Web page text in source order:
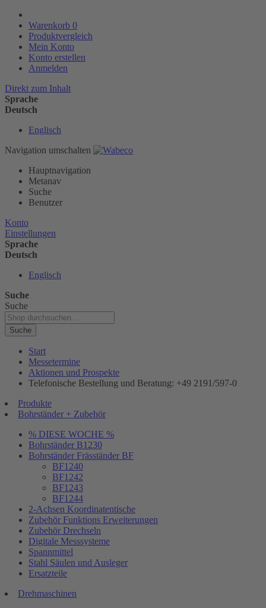
Warenkorb 0
Produktvergleich
Mein Konto
Konto erstellen
Anmelden
Direkt zum Inhalt
Sprache
Deutsch
Englisch
Navigation umschalten
Hauptnavigation
Metanav
Suche
Benutzer
Konto
Einstellungen
Sprache
Deutsch
Englisch
Suche
Suche
Suche
Start
Messetermine
Aktionen und Prospekte
Telefonische Bestellung und Beratung: +49 2191/597-0
Produkte
Bohrständer + Zubehör
% DIESE WOCHE %
Bohrständer B1230
Bohrständer Fräsständer BF
BF1240
BF1242
BF1243
BF1244
2-Achsen Koordinatentische
Zubehör Funktions Erweiterungen
Zubehör Drechseln
Digitale Messsysteme
Spannmittel
Stahl Säulen und Ausleger
Ersatzteile
Drehmaschinen